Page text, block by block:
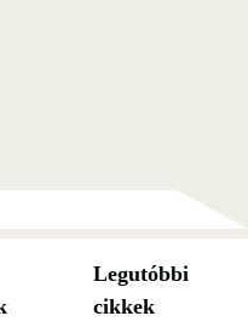
Legutóbbi
cikkek